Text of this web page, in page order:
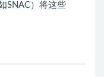
SNAC）将这些